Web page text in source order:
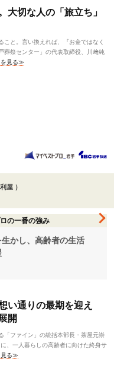
大切な人の「旅立ち」
と。言い換えれば、『お金ではなく
祭センター」の代表取締役、川﨑純
を見る≫
屋 ）
の一番の強み
かし、高齢者の生活
い通りの最期を迎え
開
ファイン」の統括本部長・茶屋元崇
、一人暮らしの高齢者に向けた終身サ
見る≫